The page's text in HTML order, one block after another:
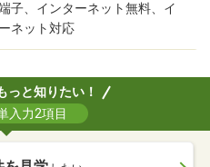
子、インターネット無料、イ
ネット対応
っと知りたい！
入力2項目